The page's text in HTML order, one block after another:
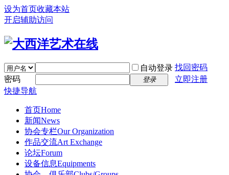
设为首页收藏本站
开启辅助访问
自动登录 找回密码
密码
登录
立即注册
快捷导航
首页Home
新闻News
协会专栏Our Organization
作品交流Art Exchange
论坛Forum
设备信息Equipments